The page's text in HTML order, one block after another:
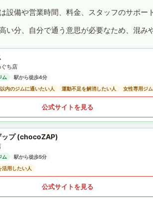
設備や営業時間、料金、スタッフのサポー
い分、自分で通う意思が必要なため、混み
ぐち店
ム
駅から徒歩4分
内のジムに通いたい人
運動不足を解消したい人 女性専用ジ
公式サイトを見る
ップ (chocoZAP)
ム
駅から徒歩5分
活用したい人
公式サイトを見る